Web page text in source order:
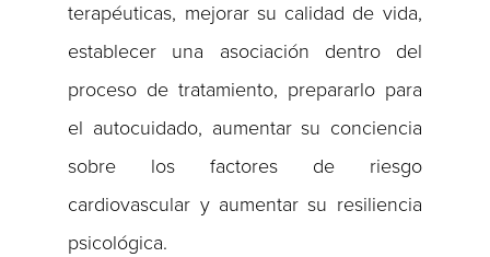
terapéuticas, mejorar su calidad de vida,
establecer una asociación dentro del
proceso de tratamiento, prepararlo para
el autocuidado, aumentar su conciencia
sobre los factores de riesgo
cardiovascular y aumentar su resiliencia
psicológica.